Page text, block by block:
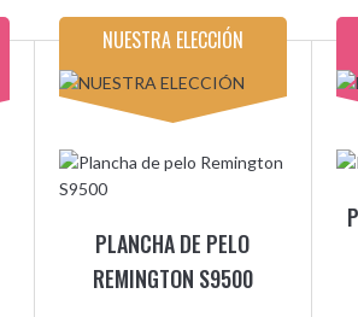
NUESTRA ELECCIÓN
PLANCHA DE PELO
REMINGTON S9500